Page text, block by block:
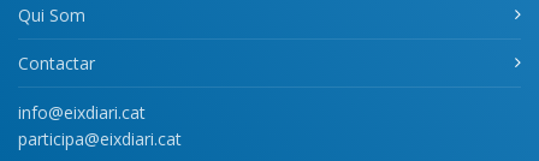
Qui Som
Contactar
info@eixdiari.cat
participa@eixdiari.cat